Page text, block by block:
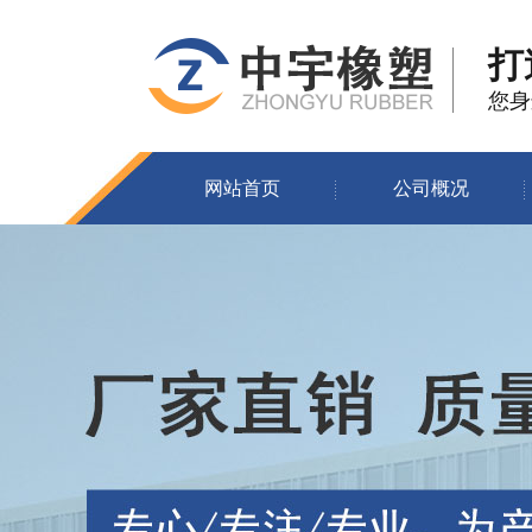
打
您
网站首页 公司概况